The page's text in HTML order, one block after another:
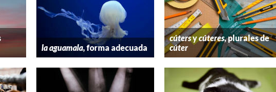
la aguamala, forma adecuada
cútersycúteres, plurales de
cúter